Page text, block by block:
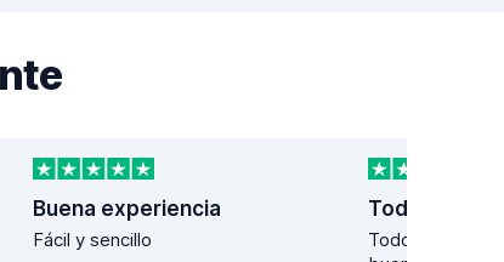
Buena experiencia
Fácil y sencillo
Todo genial y